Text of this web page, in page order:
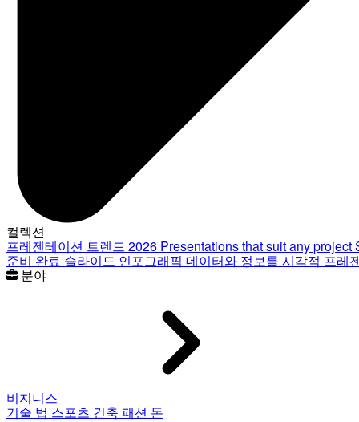
컬렉션
프레젠테이션 트렌드 2026 Presentations that suit any project
준비 완료 슬라이드 인포그래픽 데이터와 정보를 시각적 프레
분야
비지니스
기술 법 스포츠 건축 패션 돈